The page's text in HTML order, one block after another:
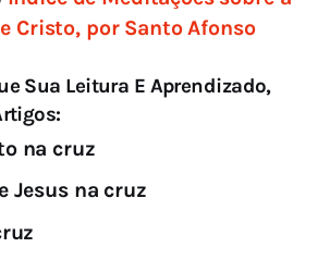
Cristo, por Santo Afonso
Sua Leitura E Aprendizado,
na cruz
Jesus na cruz